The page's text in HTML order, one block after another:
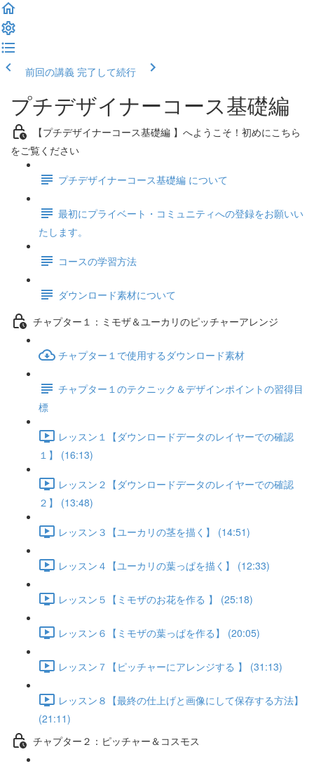
前回の講義 完了して続行
プチデザイナーコース基礎編
【プチデザイナーコース基礎編 】へようこそ！初めにこちら
をご覧ください
プチデザイナーコース基礎編 について
最初にプライベート・コミュニティへの登録をお願いい
たします。
コースの学習方法
ダウンロード素材について
チャプター１：ミモザ＆ユーカリのピッチャーアレンジ
チャプター１で使用するダウンロード素材
チャプター１のテクニック＆デザインポイントの習得目
標
レッスン１【ダウンロードデータのレイヤーでの確認
１】 (16:13)
レッスン２【ダウンロードデータのレイヤーでの確認
２】 (13:48)
レッスン３【ユーカリの茎を描く】 (14:51)
レッスン４【ユーカリの葉っぱを描く】 (12:33)
レッスン５【ミモザのお花を作る 】 (25:18)
レッスン６【ミモザの葉っぱを作る】 (20:05)
レッスン７【ピッチャーにアレンジする 】 (31:13)
レッスン８【最終の仕上げと画像にして保存する方法】
(21:11)
チャプター２：ピッチャー＆コスモス